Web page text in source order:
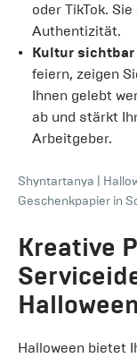
oder TikTok.
Authentizität.
Kultur sichtbar
feiern, zeigen
Ihnen gelebt
ab und stärkt
Arbeitgeber.
Shyntartanya
Geschenkpapier in
Kreative
Halloween
Halloween bietet